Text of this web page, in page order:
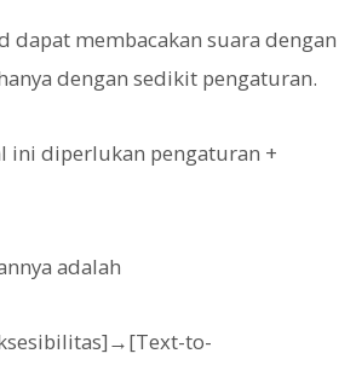
dapat membacakan suara dengan
dengan sedikit pengaturan.
ini diperlukan pengaturan +
adalah
to-